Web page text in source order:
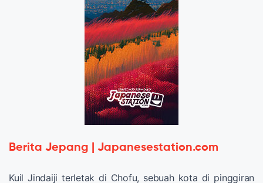
Berita Jepang | Japanesestation.com
Kuil Jindaiji terletak di Chofu, sebuah kota di pinggiran